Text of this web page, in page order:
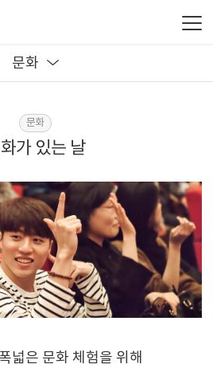
문화
문화
가 있는 날
넓은 문화 체험을 위해